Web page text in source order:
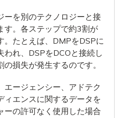
ーを別のテクノロジーと接
す。各ステップで約3割が
。たとえば、DMPをDSPに
れ、DSPをDCOと接続し
損失が発生するのです。
エージェンシー、アドテク
ィエンスに関するデータを
ーの許可なく使用した場合